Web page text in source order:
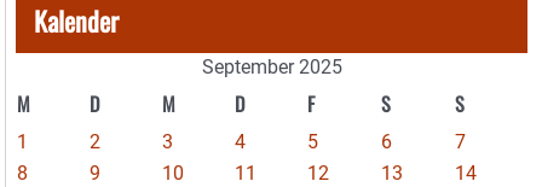
Kalender
September 2025
M D M D F S S
1 2 3 4 5 6
7
8
9 10 11 12 13
14